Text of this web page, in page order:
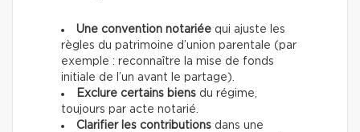
Une convention notariée qui ajuste les
règles du patrimoine d’union parentale (par
exemple : reconnaître la mise de fonds
initiale de l’un avant le partage).
Exclure certains biens du régime,
toujours par acte notarié.
Clarifier les contributions dans une